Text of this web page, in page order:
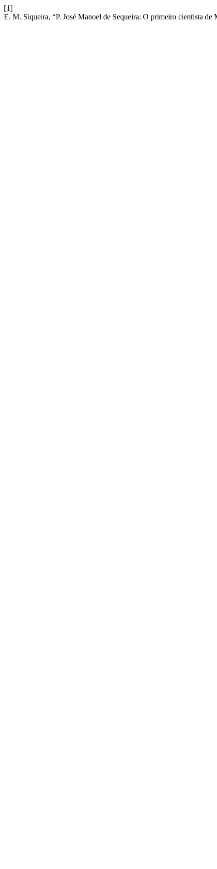
[1]
E. M. Siqueira, “P. José Manoel de Sequeira: O primeiro cientista de